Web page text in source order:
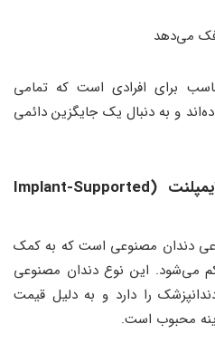
می‌دهد
برای افرادی است که تمامی
و به دنبال یک جایگزین دائمی
4. اوردنچر ثابت بر پایه ایمپلنت (Implant-Supported
دندان مصنوعی است که به کمک
می‌شود. این نوع دندان مصنوعی
را دارد و به دلیل قیمت
محبوب است.